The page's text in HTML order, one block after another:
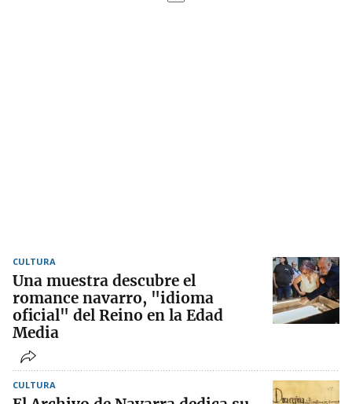
CULTURA
Una muestra descubre el
romance navarro, "idioma
oficial" del Reino en la Edad
Media
CULTURA